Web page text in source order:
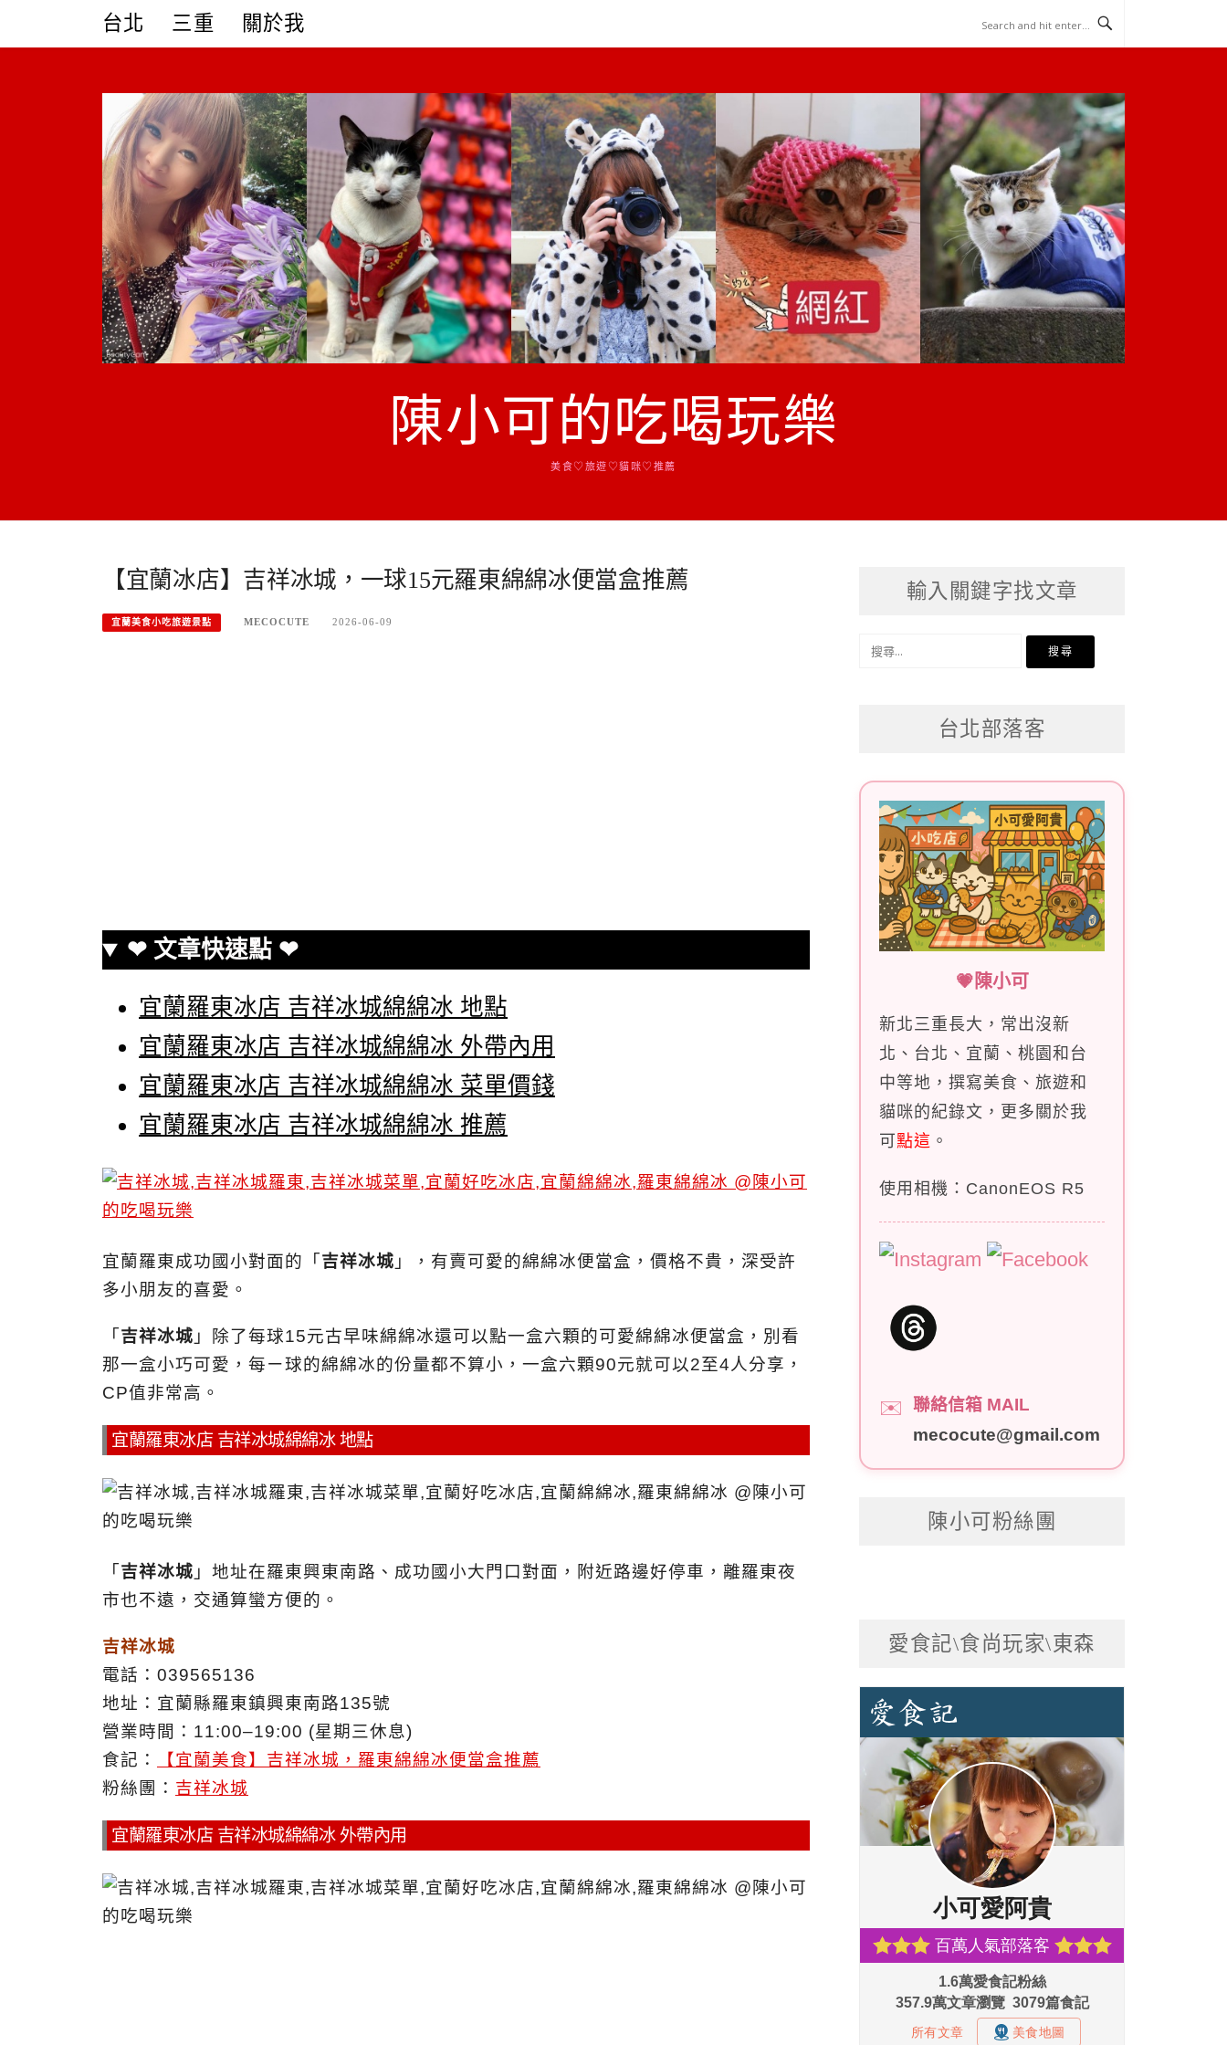
台北 三重 關於我
陳小可的吃喝玩樂
美食♡旅遊♡貓咪♡推薦
【宜蘭冰店】吉祥冰城，一球15元羅東綿綿冰便當盒推薦
宜蘭美食小吃旅遊景點 MECOCUTE 2026-06-09
❤ 文章快速點 ❤
宜蘭羅東冰店 吉祥冰城綿綿冰 地點
宜蘭羅東冰店 吉祥冰城綿綿冰 外帶內用
宜蘭羅東冰店 吉祥冰城綿綿冰 菜單價錢
宜蘭羅東冰店 吉祥冰城綿綿冰 推薦
宜蘭羅東成功國小對面的「 吉祥冰城 」，有賣可愛的綿綿冰便當盒，價格不貴，深受許
多小朋友的喜愛。
「 吉祥冰城 」除了每球15元古早味綿綿冰還可以點一盒六顆的可愛綿綿冰便當盒，別看
那一盒小巧可愛，每ㄧ球的綿綿冰的份量都不算小，一盒六顆90元就可以2至4人分享，
CP值非常高。
宜蘭羅東冰店 吉祥冰城綿綿冰 地點
「 吉祥冰城 」地址在羅東興東南路、成功國小大門口對面，附近路邊好停車，離羅東夜
市也不遠，交通算蠻方便的。
吉祥冰城
電話：039565136
地址：宜蘭縣羅東鎮興東南路135號
營業時間：11:00–19:00 (星期三休息)
食記：
【宜蘭美食】吉祥冰城，羅東綿綿冰便當盒推薦
粉絲團： 吉祥冰城
宜蘭羅東冰店 吉祥冰城綿綿冰 外帶內用
輸入關鍵字找文章
搜
台北部落客
💗陳小可
新北三重長大，常出沒新
北、台北、宜蘭、桃園和台
中等地，撰寫美食、旅遊和
貓咪的紀錄文，更多關於我
可點這 。
使用相機：CanonEOS R5
✉️
聯絡信箱 MAIL
mecocute@gmail.com
陳小可粉絲團
愛食記\食尚玩家\東森